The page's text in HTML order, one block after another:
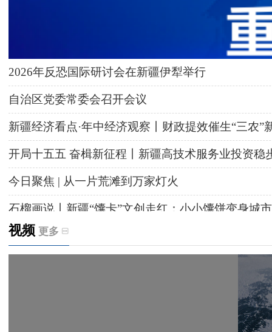
2026年反恐国际研讨会在新疆伊犁举行
自治区党委常委会召开会议
新疆经济看点·年中经济观察丨财政提效催生“三农”
开局十五五 奋楫新征程丨新疆高技术服务业投资稳
今日聚焦 | 从一片荒滩到万家灯火
石榴画说丨新疆“馕卡”文创走红：小小馕饼变身城
天山观察丨暑期AI研学热，孩子们究竟学到什么
视频 更多